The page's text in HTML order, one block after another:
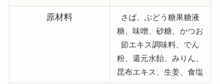
原材料
さば、ぶどう糖果糖液
糖、味噌、砂糖、かつお
節エキス調味料、でん
粉、還元水飴、みりん、
昆布エキス、生姜、食塩